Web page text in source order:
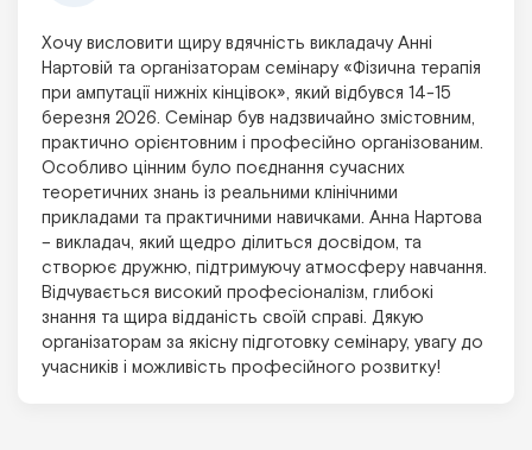
Була на семінарі “Краніосакральна терапія 1”, який
проводився від Інститута Апледжера. Дуже
сподобалося: багато інформації та практики,
доступне пояснення, якщо щось незрозуміло,
асистенти активно допомагають, комфортні умови
для навчання, інформативні методичні матеріали,
отримання досвіду від першоджерела (викладачка
Ерла навчалася у засновника техніки – доктора
Апледжера). Студент на занятті у ролі терапевта і
пацієнта, тому можна не лише відпрацювати навички,
а й відчути ефект техніки на собі. Дякую школі за
організацію такого насиченого, практичного,
якісного семінару з іноземним викладачем.